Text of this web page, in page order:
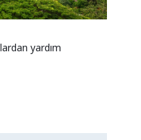
yardım